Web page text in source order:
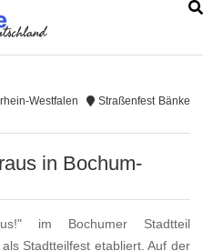
Westfalen
Straßenfest Bänke
in Bochum-
im Bochumer Stadtteil
Stadtteilfest etabliert. Auf der